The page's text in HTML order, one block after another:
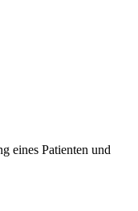
eines Patienten und